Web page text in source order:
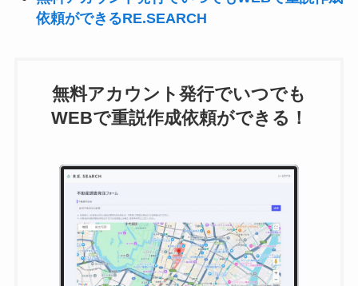
依頼ができるRE.SEARCH
無料アカウント発行でいつでも
WEBで重説作成依頼ができる！